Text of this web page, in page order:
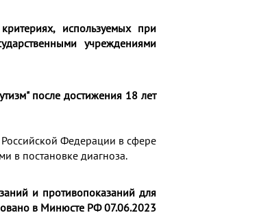
используемых при
учреждениями
после достижения 18 лет
Российской Федерации в сфере
в постановке диагноза.
и противопоказаний для
в Минюсте РФ 07.06.2023